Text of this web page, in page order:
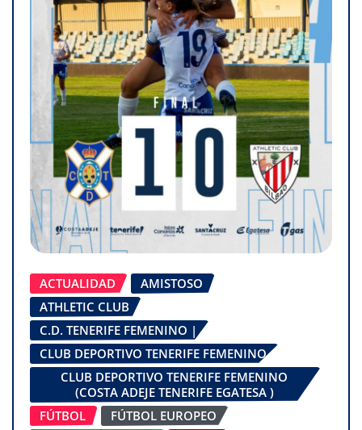
ACTUALIDAD
AMISTOSO
ATHLETIC CLUB
C.D. TENERIFE FEMENINO |
CLUB DEPORTIVO TENERIFE FEMENINO
CLUB DEPORTIVO TENERIFE FEMENINO
(COSTA ADEJE TENERIFE EGATESA )
FÚTBOL
FÚTBOL EUROPEO